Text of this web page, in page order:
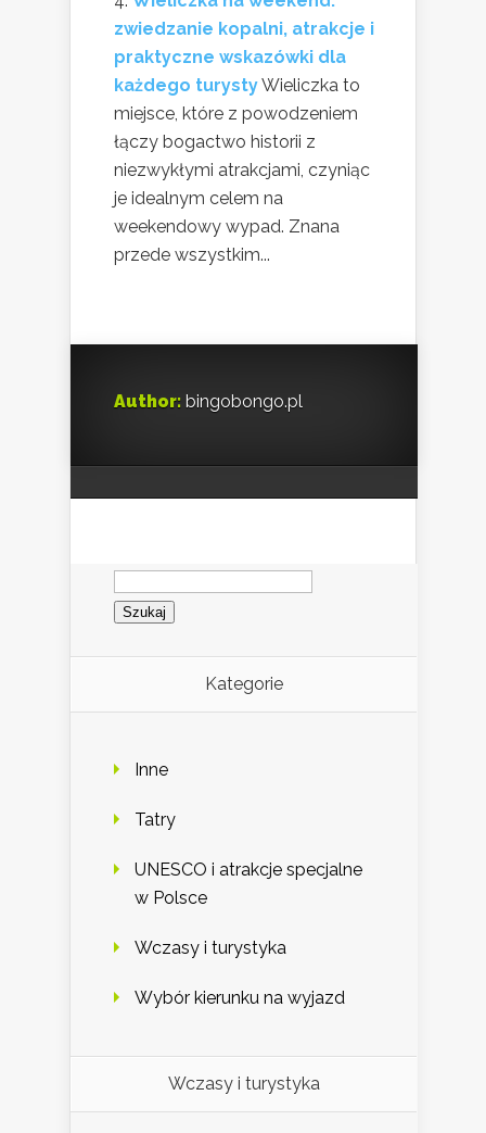
zwiedzanie kopalni, atrakcje i
praktyczne wskazówki dla
każdego turystyWieliczka to
miejsce, które z powodzeniem
łączy bogactwo historii z
niezwykłymi atrakcjami, czyniąc
je idealnym celem na
weekendowy wypad. Znana
przede wszystkim...
Author: bingobongo.pl
Szukaj:
Kategorie
Inne
Tatry
UNESCO i atrakcje specjalne
w Polsce
Wczasy i turystyka
Wybór kierunku na wyjazd
Wczasy i turystyka